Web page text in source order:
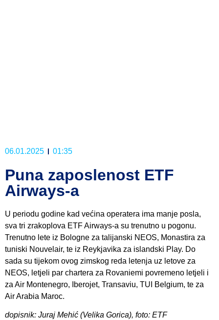
06.01.2025 01:35
Puna zaposlenost ETF
Airways-a
U periodu godine kad većina operatera ima manje posla,
sva tri zrakoplova ETF Airways-a su trenutno u pogonu.
Trenutno lete iz Bologne za talijanski NEOS, Monastira za
tuniski Nouvelair, te iz Reykjavika za islandski Play. Do
sada su tijekom ovog zimskog reda letenja uz letove za
NEOS, letjeli par chartera za Rovaniemi povremeno letjeli i
za Air Montenegro, Iberojet, Transaviu, TUI Belgium, te za
Air Arabia Maroc.
dopisnik: Juraj Mehić (Velika Gorica), foto: ETF